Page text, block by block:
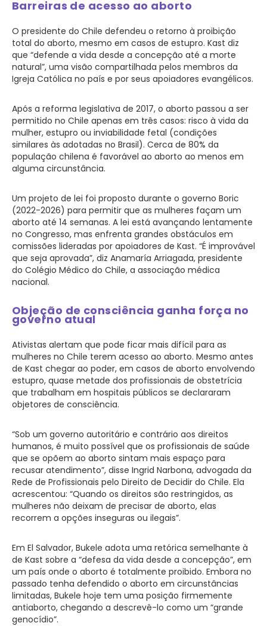
Barreiras de acesso ao aborto
O presidente do Chile defendeu o retorno à proibição
total do aborto, mesmo em casos de estupro. Kast diz
que “defende a vida desde a concepção até a morte
natural”, uma visão compartilhada pelos membros da
Igreja Católica no país e por seus apoiadores evangélicos.
Após a reforma legislativa de 2017, o aborto passou a ser
permitido no Chile apenas em três casos: risco à vida da
mulher, estupro ou inviabilidade fetal (condições
similares às adotadas no Brasil). Cerca de 80% da
população chilena é favorável ao aborto ao menos em
alguma circunstância.
Um projeto de lei foi proposto durante o governo Boric
(2022-2026) para permitir que as mulheres façam um
aborto até 14 semanas. A lei está avançando lentamente
no Congresso, mas enfrenta grandes obstáculos em
comissões lideradas por apoiadores de Kast. “É improvável
que seja aprovada”, diz Anamaría Arriagada, presidente
do Colégio Médico do Chile, a associação médica
nacional.
Objeção de consciência ganha força no
governo atual
Ativistas alertam que pode ficar mais difícil para as
mulheres no Chile terem acesso ao aborto. Mesmo antes
de Kast chegar ao poder, em casos de aborto envolvendo
estupro, quase metade dos profissionais de obstetrícia
que trabalham em hospitais públicos se declararam
objetores de consciência.
“Sob um governo autoritário e contrário aos direitos
humanos, é muito possível que os profissionais de saúde
que se opõem ao aborto sintam mais espaço para
recusar atendimento”, disse Ingrid Narbona, advogada da
Rede de Profissionais pelo Direito de Decidir do Chile. Ela
acrescentou: “Quando os direitos são restringidos, as
mulheres não deixam de precisar de aborto, elas
recorrem a opções inseguras ou ilegais”.
Em El Salvador, Bukele adota uma retórica semelhante à
de Kast sobre a “defesa da vida desde a concepção”, em
um país onde o aborto é totalmente proibido. Embora no
passado tenha defendido o aborto em circunstâncias
limitadas, Bukele hoje tem uma posição firmemente
antiaborto, chegando a descrevê-lo como um “grande
genocídio”.